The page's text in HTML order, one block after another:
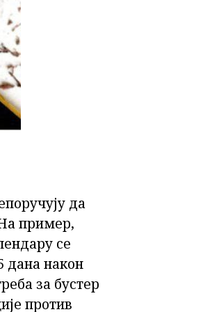
да
пример,
се
дана након
за бустер
против